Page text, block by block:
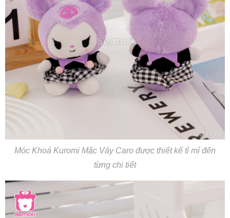
Móc Khoá Kuromi Mặc Váy Caro được thiết kế tỉ mỉ đến
từng chi tiết